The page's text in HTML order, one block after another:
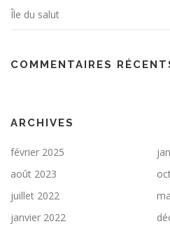
Île du salut
COMMENTAIRES
ARCHIVES
février 2025
août 2023
juillet 2022
janvier 2022